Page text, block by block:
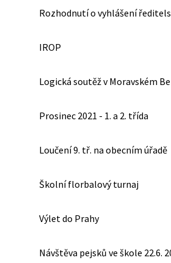
Rozhodnutí o vyhlášení
IROP
Logická soutěž v Moravském
Prosinec 2021 - 1. a 2. třída
Loučení 9. tř. na obecním úřadě
Školní florbalový turnaj
Výlet do Prahy
Návštěva pejsků ve škole 22.6.